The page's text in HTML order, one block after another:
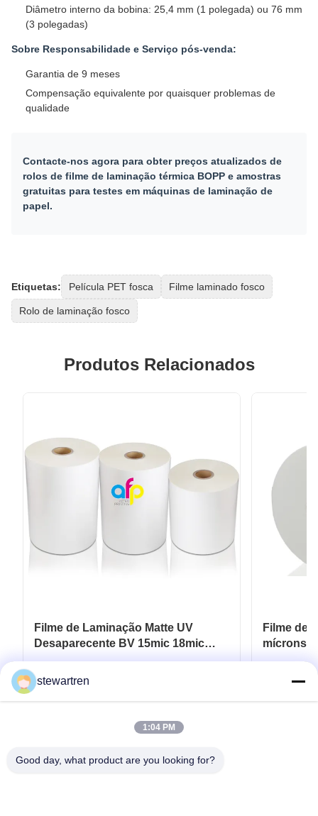
Diâmetro interno da bobina: 25,4 mm (1 polegada) ou 76 mm
(3 polegadas)
Sobre Responsabilidade e Serviço pós-venda:
Garantia de 9 meses
Compensação equivalente por quaisquer problemas de
qualidade
Contacte-nos agora para obter preços atualizados de
rolos de filme de laminação térmica BOPP e amostras
gratuitas para testes em máquinas de laminação de
papel.
Etiquetas: Película PET fosca Filme laminado fosco
Rolo de laminação fosco
Produtos Relacionados
Filme de Laminação Matte UV
Desaparecente BV 15mic 18mic
20mic 23mic 25mic
Obtenha o melhor preço
Filme de
mícrons
UV
stewartren
1:04 PM
Good day, what product are you looking for?